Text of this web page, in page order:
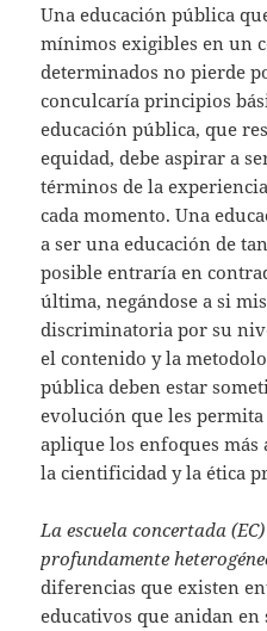
Una educación pública
mínimos exigibles en un
determinados no pierde
conculcaría principios
educación pública, que
equidad, debe aspirar a
términos de la
cada momento. Una
a ser una educación de
posible entraría en
última, negándose a si
discriminatoria por su
el contenido y la
pública deben estar
evolución que les
aplique los enfoques más
la cientificidad y la ética
La escuela concertada
profundamente
diferencias que existen
educativos que anidan en